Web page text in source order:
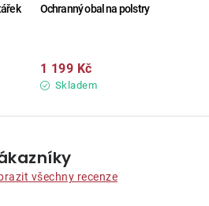
Ochranný obal na polstry
Skladem
1 199 Kč
všechny recenze